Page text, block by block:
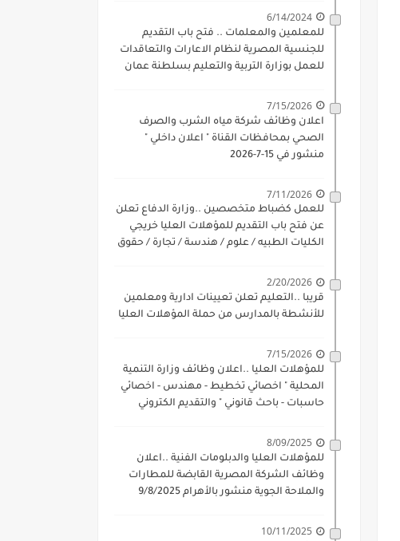
6/14/2024
للمعلمين والمعلمات .. فتح باب التقديم
للجنسية المصرية لنظام الاعارات والتعاقدات
للعمل بوزارة التربية والتعليم بسلطنة عمان
7/15/2026
اعلان وظائف شركة مياه الشرب والصرف
الصحي بمحافظات القناة " اعلان داخلي "
منشور في 15-7-2026
7/11/2026
للعمل كضباط متخصصين ..وزارة الدفاع تعلن
عن فتح باب التقديم للمؤهلات العليا خريجي
الكليات الطبيه / علوم / هندسة / تجارة / حقوق
2/20/2026
قريبا ..التعليم تعلن تعيينات ادارية ومعلمين
للأنشطة بالمدارس من حملة المؤهلات العليا
7/15/2026
للمؤهلات العليا ..اعلان وظائف وزارة التنمية
المحلية " اخصائي تخطيط - مهندس - اخصائي
حاسبات - باحث قانوني " والتقديم الكتروني
8/09/2025
للمؤهلات العليا والدبلومات الفنية ..اعلان
وظائف الشركة المصرية القابضة للمطارات
والملاحة الجوية منشور بالأهرام 9/8/2025
10/11/2025